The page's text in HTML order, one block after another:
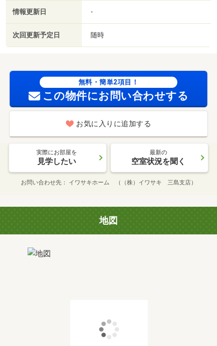
情報更新日 -
次回更新予定日 随時
無料・簡単2項目！
この物件にお問い合わせする
お気に入りに追加する
実際にお部屋を
見学したい
最新の
空室状況を聞く
お問い合わせ先 イワサキホーム （（株）イワサキ 三島支店）
地図